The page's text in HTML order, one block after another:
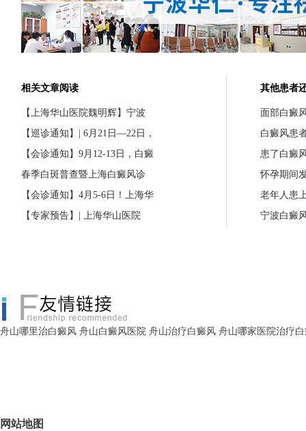
相关文章阅读
【上海华山医院魏明辉】宁波
【巡诊通知】| 6月21日—22日，
【会诊通知】9月12-13日，白癜
春季白斑普查暨上海白癜风诊
【会诊通知】4月5-6日！上海华
【专家预告】| 上海华山医院
其他患者
面部白癜
白癜风患
患了白癜
怀孕期间
老年人患
宁波白癜
舟山哪里治白癜风 舟山白癜风医院 舟山治疗白癜风 舟山哪家医院治疗
网站地图